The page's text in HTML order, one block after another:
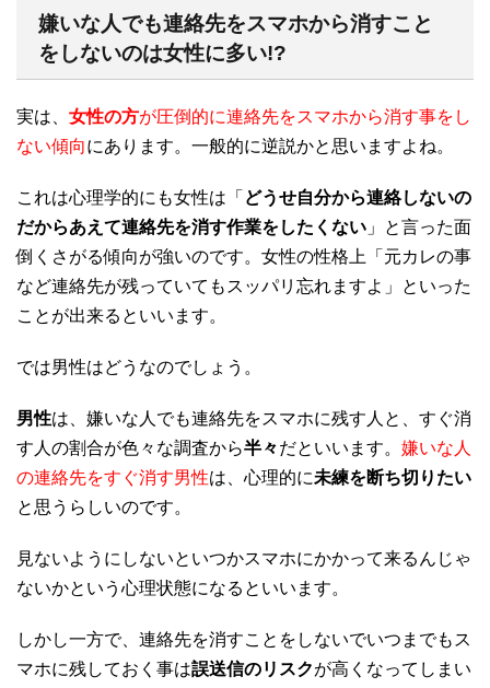
嫌いな人でも連絡先をスマホから消すこと
をしないのは女性に多い!?
実は、 女性の方が圧倒的に連絡先をスマホから消す事をし
ない傾向にあります。一般的に逆説かと思いますよね。
これは心理学的にも女性は「 どうせ自分から連絡しないの
だからあえて連絡先を消す作業をしたくない 」と言った面
倒くさがる傾向が強いのです。女性の性格上「元カレの事
など連絡先が残っていてもスッパリ忘れますよ」といった
ことが出来るといいます。
では男性はどうなのでしょう。
男性は、嫌いな人でも連絡先をスマホに残す人と、すぐ消
す人の割合が色々な調査から半々だといいます。 嫌いな人
の連絡先をすぐ消す男性は、心理的に未練を断ち切りたい
と思うらしいのです。
見ないようにしないといつかスマホにかかって来るんじゃ
ないかという心理状態になるといいます。
しかし一方で、連絡先を消すことをしないでいつまでもス
マホに残しておく事は誤送信のリスクが高くなってしまい